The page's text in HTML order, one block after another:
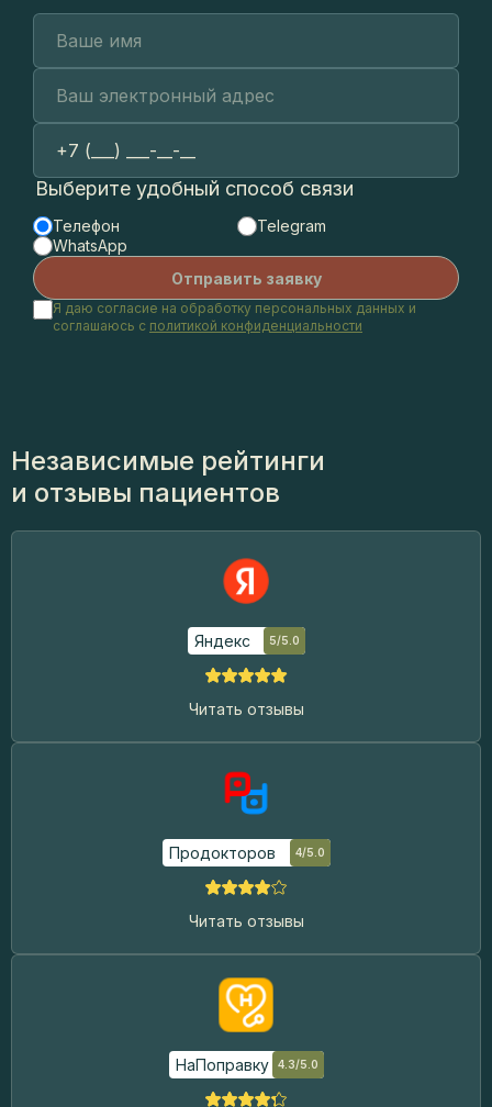
Выберите удобный способ связи
Телефон
Telegram
WhatsApp
Я даю согласие на обработку персональных данных и
соглашаюсь с политикой конфиденциальности
Независимые рейтинги
и отзывы пациентов
Яндекс 5/5.0
Читать отзывы
Продокторов 4/5.0
Читать отзывы
НаПоправку 4.3/5.0